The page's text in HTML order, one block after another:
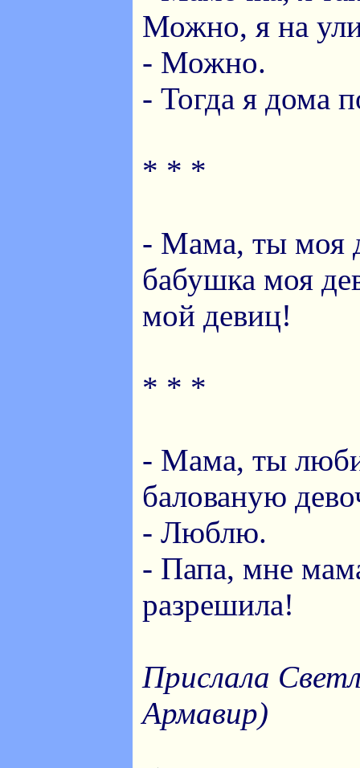
Можно, я на
- Можно.
- Тогда я дома
* * *
- Мама, ты моя
бабушка моя
мой девиц!
* * *
- Мама, ты
балованую
- Люблю.
- Папа, мне
разрешила!
Прислала
Армавир)